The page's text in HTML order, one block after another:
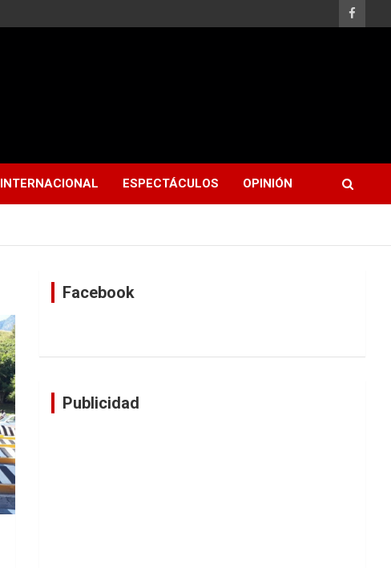
INTERNACIONAL ESPECTÁCULOS OPINIÓN
Facebook
Publicidad